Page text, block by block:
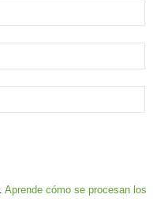
Aprende cómo se procesan los